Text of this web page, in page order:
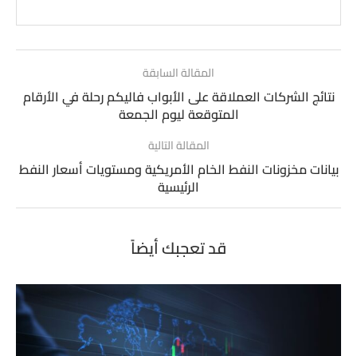
المقالة السابقة
نتائج الشركات العملاقة على الأبواب فاليكم رحلة في الأرقام
المتوقعة ليوم الجمعة
المقالة التالية
بيانات مخزونات النفط الخام الأمريكية ومستويات أسعار النفط
الرئيسية
قد تعجبك أيضاً